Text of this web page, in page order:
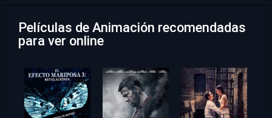
Películas de Animación recomendadas
para ver online